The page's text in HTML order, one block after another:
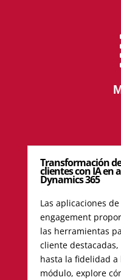
Transformación
clientes con IA en
Dynamics 365
Las aplicaciones
engagement
las herramientas
cliente
hasta la fidelidad a
módulo, explore